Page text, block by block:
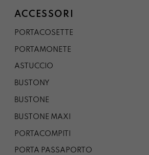
ACCESSORI
PORTACOSETTE
PORTAMONETE
ASTUCCIO
BUSTONY
BUSTONE
BUSTONE MAXI
PORTACOMPITI
PORTA PASSAPORTO